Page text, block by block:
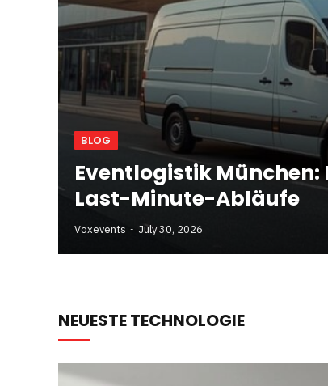
BLOG
Eventlogistik München:
Last-Minute-Abläufe
Voxevents July 30, 2026
NEUESTE TECHNOLOGIE